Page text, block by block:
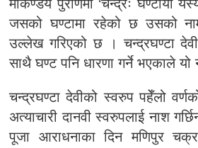
मार्कण्डेय पुराणमा ‘चन्द्रः घण्टायां
जसको घण्टामा रहेको छ उसको
उल्लेख गरिएको छ । चन्द्रघण्टा
साथै घण्ट पनि धारणा गर्ने भएकाले यो
चन्द्रघण्टा देवीको स्वरुप पहेँलो
अत्याचारी दानवी स्वरुपलाई नाश
पूजा आराधनाका दिन मणिपुर